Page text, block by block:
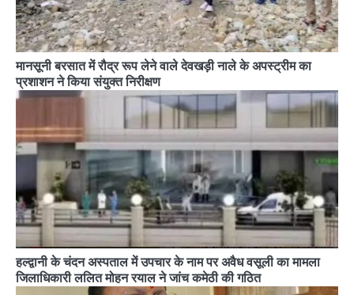
मानसूनी बरसात में रौद्र रूप लेने वाले देवखड़ी नाले के अपस्ट्रीम का
प्रशाशन ने किया संयुक्त निरीक्षण
हल्द्वानी के चंदन अस्पताल में उपचार के नाम पर अवैध वसूली का मामला
जिलाधिकारी ललित मोहन रयाल ने जांच कमेठी की गठित